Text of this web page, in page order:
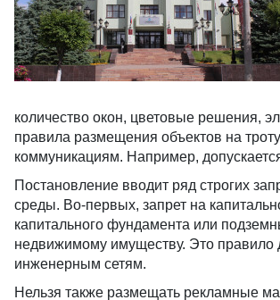
количество окон, цветовые решения,
правила размещения объектов на
коммуникациям. Например,
Постановление вводит ряд строгих
среды. Во-первых, запрет на
капитального фундамента или
недвижимому имуществу. Это правило
инженерным сетям.
Нельзя также размещать рекламные